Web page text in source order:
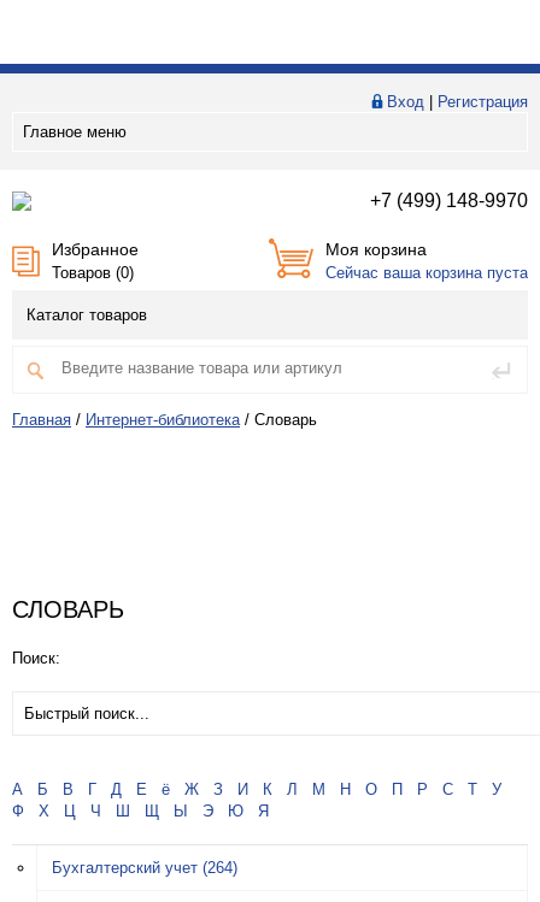
Вход
Регистрация
Главное меню
+7 (499) 148-9970
Избранное
Товаров (0)
Моя корзина
Сейчас ваша корзина пуста
Каталог товаров
Главная / Интернет-библиотека / Словарь
СЛОВАРЬ
Поиск:
А Б В Г Д Е ё Ж З И К Л М Н О П Р С Т
У
Ф
Х Ц Ч Ш Щ Ы Э Ю Я
Бухгалтерский учет (264)